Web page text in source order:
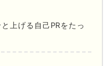
上げる自己PRをたっ